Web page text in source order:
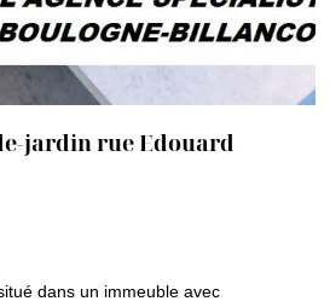
jardin rue Edouard
dans un immeuble avec